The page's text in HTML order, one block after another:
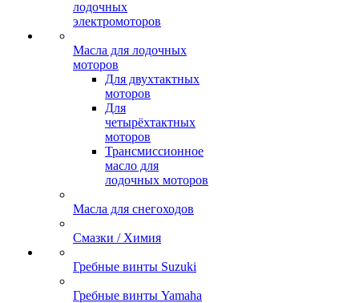
лодочных
электромоторов
Масла для лодочных
моторов
Для двухтактных
моторов
Для
четырёхтактных
моторов
Трансмиссионное
масло для
лодочных моторов
Масла для снегоходов
Смазки / Химия
Гребные винты Suzuki
Гребные винты Yamaha